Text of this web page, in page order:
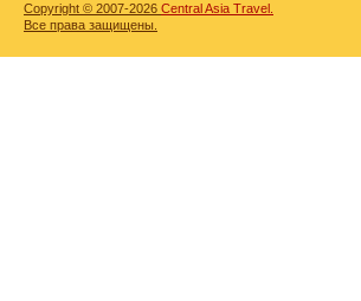
Copyright © 2007-2026 Central Asia Travel.
Все права защищены.